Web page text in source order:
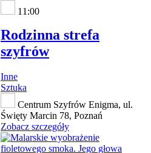
11:00
Rodzinna strefa
szyfrów
Inne
Sztuka
Centrum Szyfrów Enigma, ul.
Święty Marcin 78, Poznań
Zobacz szczegóły